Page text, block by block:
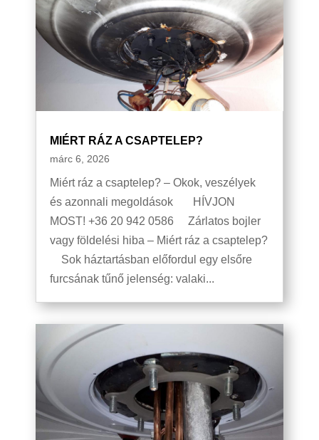
MIÉRT RÁZ A CSAPTELEP?
márc 6, 2026
Miért ráz a csaptelep? – Okok, veszélyek
és azonnali megoldások HÍVJON
MOST! +36 20 942 0586 Zárlatos bojler
vagy földelési hiba – Miért ráz a csaptelep?
Sok háztartásban előfordul egy elsőre
furcsának tűnő jelenség: valaki...